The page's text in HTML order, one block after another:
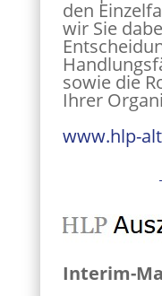
den
wir Sie
sowie die
Ihrer
www.hlp-
Interim-